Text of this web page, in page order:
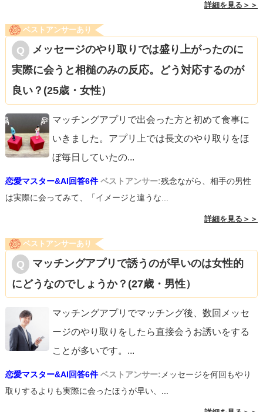
詳細を見る＞＞
ベストアンサーあり
メッセージのやり取りでは盛り上がったのに
実際に会うと相槌のみの反応。どう対応するのが
良い？(25歳・女性）
マッチングアプリで出会った方と初めて食事に
いきました。アプリ上では長文のやり取りをほ
ぼ毎日していたの...
恋愛マスター&AI回答6件 ベストアンサー:残念ながら、相手の男性
は実際に会ってみて、「イメージと違うな...
詳細を見る＞＞
ベストアンサーあり
マッチングアプリで誘うのが早いのは女性的
にどうなのでしょうか？(27歳・男性）
マッチングアプリでマッチング後、数回メッセ
ージのやり取りをしたら直接会うお誘いをする
ことが多いです。 ...
恋愛マスター&AI回答6件 ベストアンサー: メッセージを何回もやり
取りするよりも実際に会ったほうが早い、...